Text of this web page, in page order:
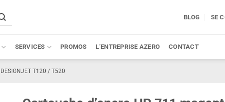
BLOG SE
SERVICES PROMOS L’ENTREPRISE AZERO CONTACT
DESIGNJET T120 / T520